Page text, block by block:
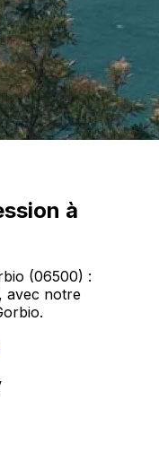
à
(06500) :
avec notre